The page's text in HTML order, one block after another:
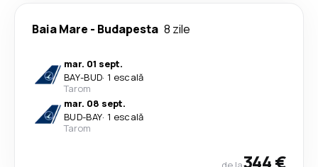
Baia Mare - Budapesta 8 zile
mar. 01 sept.
BAY-BUD· 1 escală
Tarom
mar. 08 sept.
BUD-BAY· 1 escală
Tarom
344 €